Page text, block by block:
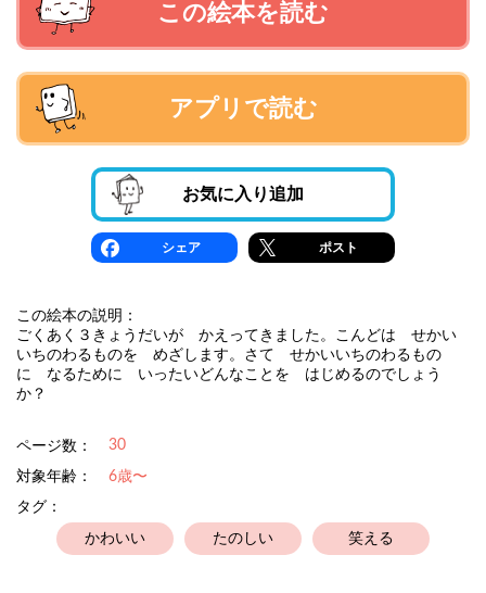
この絵本を読む
アプリで読む
お気に入り追加
シェア ポスト
この絵本の説明：
ごくあく３きょうだいが かえってきました。こんどは せかい
いちのわるものを めざします。さて せかいいちのわるもの
に なるために いったいどんなことを はじめるのでしょう
か？
ページ数： 30
対象年齢：
6歳〜
タグ：
かわいい たのしい 笑える